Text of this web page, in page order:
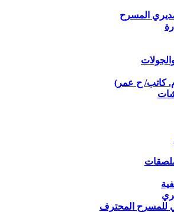
مديري المسرح
كاتب/ ح عمر)
للمسرح المحترف